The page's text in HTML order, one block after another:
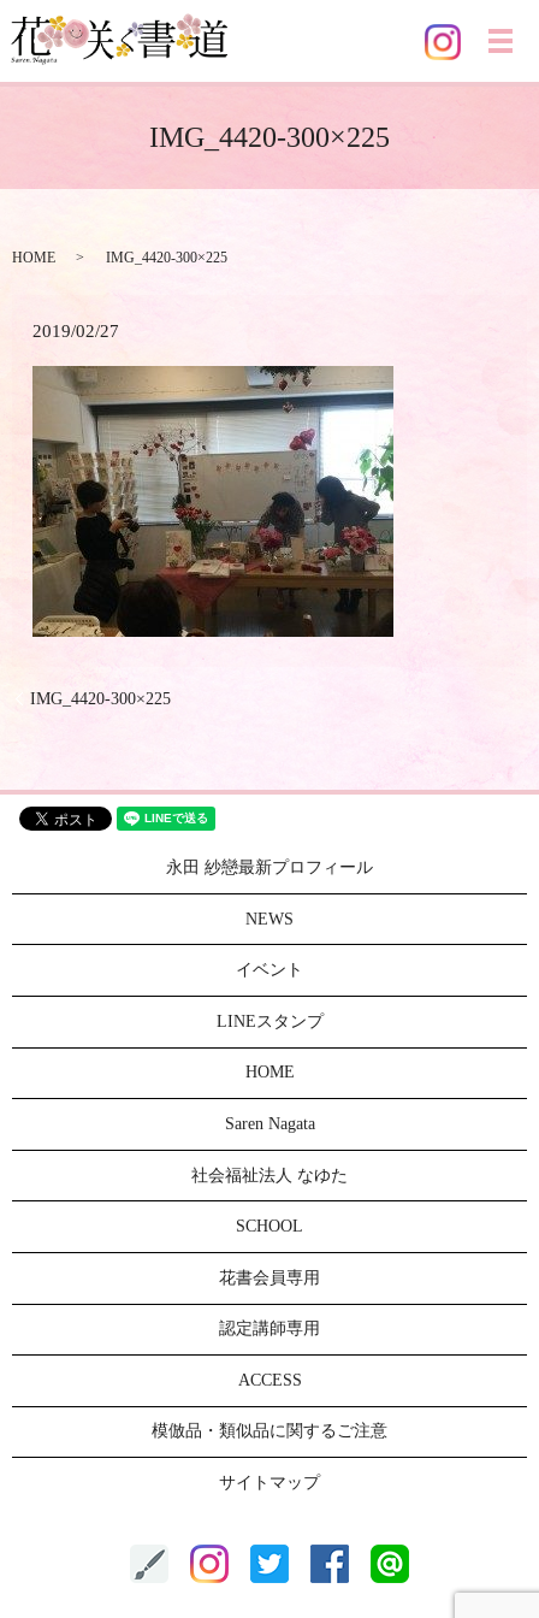
メ
IMG_4420-300×225
HOME IMG_4420-300×225
2019/02/27
IMG_4420-300×225
永田 紗戀最新プロフィール
NEWS
イベント
LINEスタンプ
HOME
Saren Nagata
社会福祉法人 なゆた
SCHOOL
花書会員専用
認定講師専用
ACCESS
模倣品・類似品に関するご注意
サイトマップ